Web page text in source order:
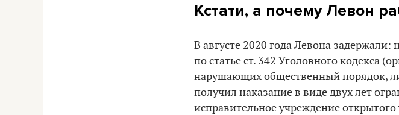
Кстати, а почему Левон
В августе 2020 года Левона
по статье ст. 342 Уголовного кодекса
нарушающих общественный порядок,
получил наказание в виде двух лет
исправительное учреждение